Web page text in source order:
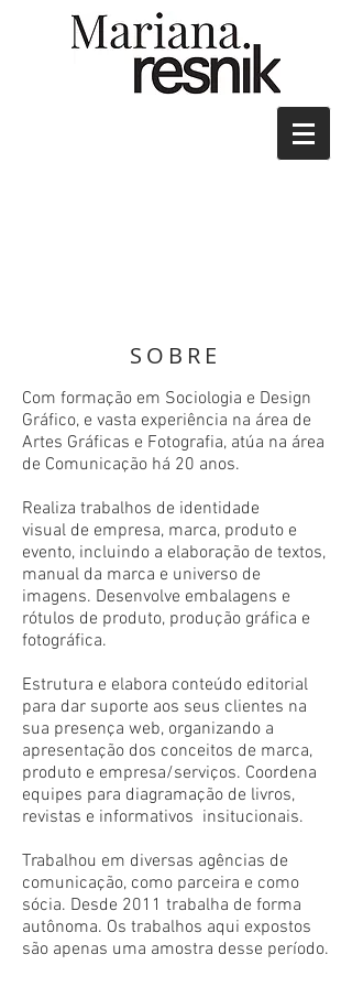
SOBRE
Com formação em Sociologia e Design
Gráfico, e vasta experiência na área de
Artes Gráficas e Fotografia, atúa na área
de Comunicação há 20 anos.
Realiza trabalhos de identidade
visual de empresa, marca, produto e
evento, incluindo a elaboração de textos,
manual da marca e universo de
imagens. Desenvolve embalagens e
rótulos de produto, produção gráfica e
fotográfica.
Estrutura e elabora conteúdo editorial
para dar suporte aos seus clientes na
sua presença web, organizando a
apresentação dos conceitos de marca,
produto e empresa/serviços. Coordena
equipes para diagramação de livros,
revistas e informativos insitucionais.
Trabalhou em diversas agências de
comunicação, como parceira e como
sócia. Desde 2011 trabalha de forma
autônoma. Os trabalhos aqui expostos
são apenas uma amostra desse período.